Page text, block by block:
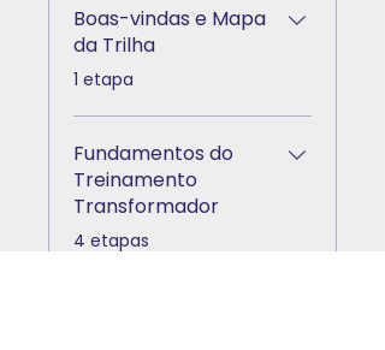
Boas-vindas e Mapa
da Trilha
.1 etapa
Fundamentos do
Treinamento
Transformador
.4 etapas